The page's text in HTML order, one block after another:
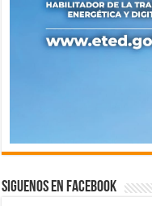
Siguenos en Facebook